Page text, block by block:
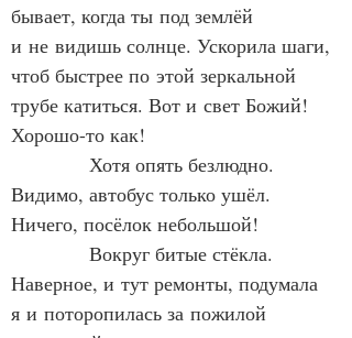
бывает, когда ты под землёй
и не видишь солнце. Ускорила шаги,
чтоб быстрее по этой зеркальной
трубе катиться. Вот и свет Божий!
Хорошо-то как!
Хотя опять безлюдно.
Видимо, автобус только ушёл.
Ничего, посёлок небольшой!
Вокруг битые стёкла.
Наверное, и тут ремонты, подумала
я и поторопилась за пожилой